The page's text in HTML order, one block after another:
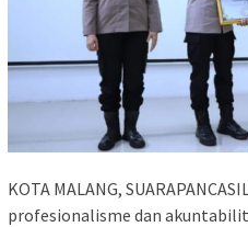
KOTA MALANG,
profesionalisme dan